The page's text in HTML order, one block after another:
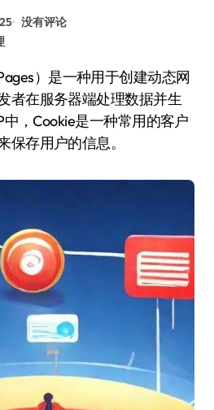
没有评论
者在服务器端处理数据并生
，Cookie是一种常用的客户
保存用户的信息。